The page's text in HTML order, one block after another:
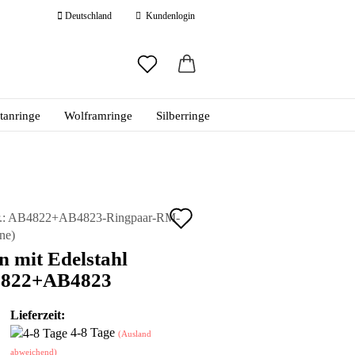
Deutschland Kundenlogin
vergessen?
Wolframringe Silberringe
AB4822+AB4823-Ringpaar-RM-
)
mit Edelstahl
Lieferzeit:
4-8 Tage (Ausland
abweichend)